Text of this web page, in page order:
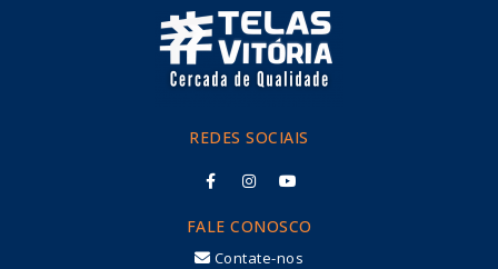
REDES SOCIAIS
FALE CONOSCO
Contate-nos